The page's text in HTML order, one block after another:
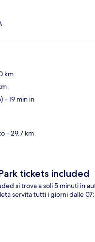
km
- 19 min in
- 29.7 km
tickets included
si trova a soli 5 minuti in
servita tutti i giorni dalle